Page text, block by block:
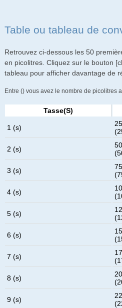
Table ou tableau de
Retrouvez ci-dessous les 50
en picolitres. Cliquez sur le bouton
tableau pour afficher davantage de
Entre () vous avez le nombre de picolitres
Tasse(s)
1 (s)
2 (s)
3 (s)
4 (s)
5 (s)
6 (s)
7 (s)
8 (s)
9 (s)